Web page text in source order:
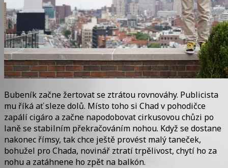
Bubeník začne žertovat se ztrátou rovnováhy. Publicista
mu říká ať sleze dolů. Místo toho si Chad v pohodičce
zapálí cigáro a začne napodobovat cirkusovou chůzi po
laně se stabilním překračováním nohou. Když se dostane
nakonec římsy, tak chce ještě provést malý taneček,
bohužel pro Chada, novinář ztratí trpělivost, chytí ho za
nohu a zatáhnene ho zpět na balkón.